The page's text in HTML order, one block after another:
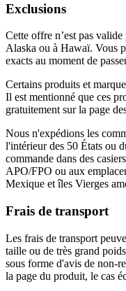
Exclusions
Cette offre n’est pas
Alaska ou à Hawaï. Vous
exacts au moment de
Certains produits et
Il est mentionné que ces
gratuitement sur la page
Nous n'expédions les
l'intérieur des 50 États ou
commande dans des
APO/FPO ou aux
Mexique et îles Vierges
Frais de transport
Les frais de transport
taille ou de très grand
sous forme d'avis de non-
la page du produit, le cas